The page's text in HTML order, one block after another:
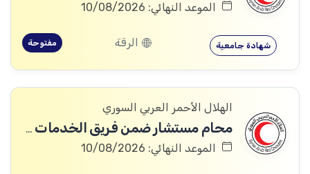
الموعد النهائي: 10/08/2026
شهادة جامعية الرقة مفتوحة
الهلال الأحمر العربي السوري
محام مستشار ضمن فريق الخدمات القانونية
الموعد النهائي: 10/08/2026